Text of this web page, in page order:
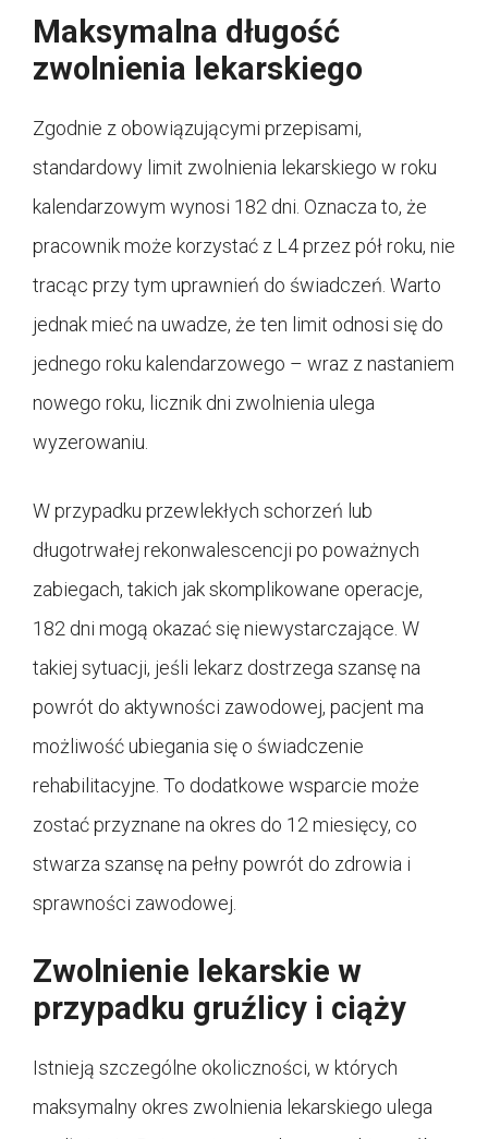
Maksymalna długość
zwolnienia lekarskiego
Zgodnie z obowiązującymi przepisami,
standardowy limit zwolnienia lekarskiego w roku
kalendarzowym wynosi 182 dni. Oznacza to, że
pracownik może korzystać z L4 przez pół roku, nie
tracąc przy tym uprawnień do świadczeń. Warto
jednak mieć na uwadze, że ten limit odnosi się do
jednego roku kalendarzowego – wraz z nastaniem
nowego roku, licznik dni zwolnienia ulega
wyzerowaniu.
W przypadku przewlekłych schorzeń lub
długotrwałej rekonwalescencji po poważnych
zabiegach, takich jak skomplikowane operacje,
182 dni mogą okazać się niewystarczające. W
takiej sytuacji, jeśli lekarz dostrzega szansę na
powrót do aktywności zawodowej, pacjent ma
możliwość ubiegania się o świadczenie
rehabilitacyjne. To dodatkowe wsparcie może
zostać przyznane na okres do 12 miesięcy, co
stwarza szansę na pełny powrót do zdrowia i
sprawności zawodowej.
Zwolnienie lekarskie w
przypadku gruźlicy i ciąży
Istnieją szczególne okoliczności, w których
maksymalny okres zwolnienia lekarskiego ulega